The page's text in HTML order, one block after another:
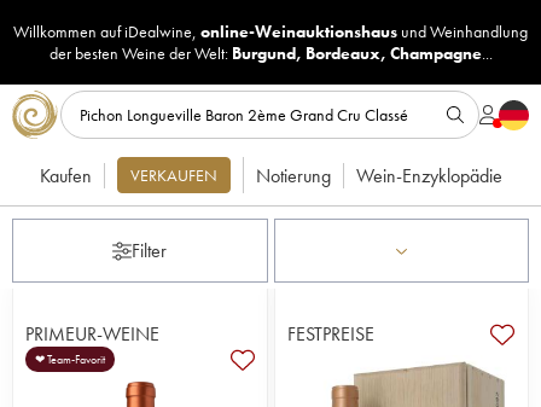
Willkommen auf iDealwine, online-Weinauktionshaus undWeinhandlung
der besten Weine der Welt: Burgund, Bordeaux, Champagne...
Kaufen VERKAUFEN Notierung Wein-Enzyklopädie
Filter
PRIMEUR-WEINE
❤ Team-Favorit
FESTPREISE